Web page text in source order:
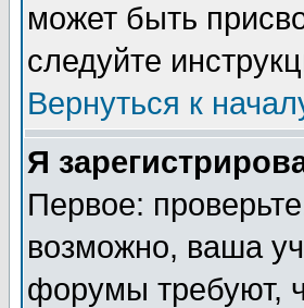
может быть
следуйте
Вернуться к
Я
Первое:
возможно, ваша
форумы требуют,